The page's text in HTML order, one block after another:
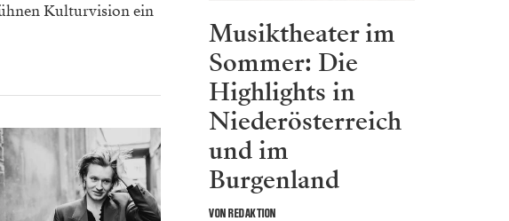
Kulturvision ein
Musiktheater im
Sommer: Die
Highlights in
Niederösterreich
und im
Burgenland
VON REDAKTION